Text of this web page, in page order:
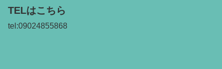
TELはこちら
tel:09024855868